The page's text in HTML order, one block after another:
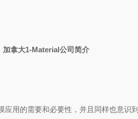
加拿大1-Material公司简介
应用的需要和必要性，并且同样也意识